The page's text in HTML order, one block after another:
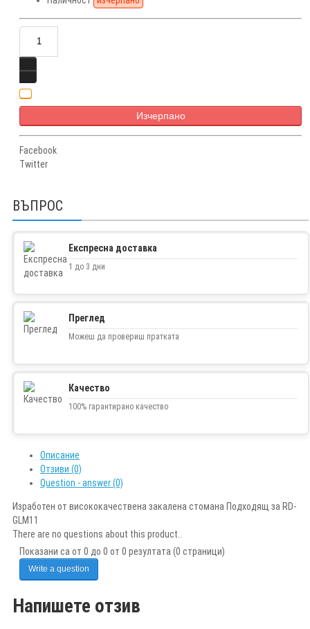
Изчерпано
Facebook
Twitter
ВЪПРОС
Експресна доставка
1 до 3 дни
Преглед
Можеш да провериш пратката
Качество
100% гарантирано качество
Описание
Отзиви (0)
Question - answer (0)
Изработен от висококачествена закалена стомана Подходящ за RD-
GLM11
There are no questions about this product..
Показани са от 0 до 0 от 0 резултата (0 страници)
Write a question
Напишете отзив